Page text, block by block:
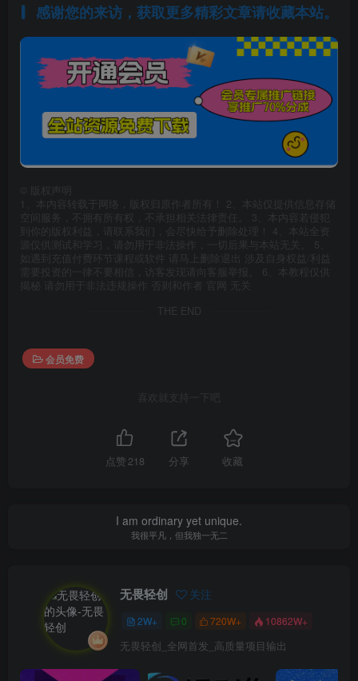
感谢您的来访，获取更多精彩文章请收藏本站。
版权声明
1、本内容转载于网络，版权归原作者所有！ 2、本站仅提供信息存储
空间服务，不拥有所有权，不承担相关法律责任。 3、本内容若侵犯
到你的版权利益，请联系我们，会尽快给予删除处理！ 4、本站全资
源仅供测试和学习，请勿用于非法操作，一切后果与本站无关。 5、
如遇到充值付费环节课程或软件 请马上删除退出 涉及自身权益/利益
需要投资的一律不要相信，访客发现请向客服举报。 6、本教程仅供
揭秘 请勿用于非法违规操作 否则和作者 官网 无关
THE END
会员免费
喜欢就支持一下吧
点赞 218 分享 收藏
I am ordinary yet unique.
我很平凡，但我独一无二
无畏轻创 关注
2W+ 0 720W+ 10862W+
无畏轻创_全网首发_高质量项目输出